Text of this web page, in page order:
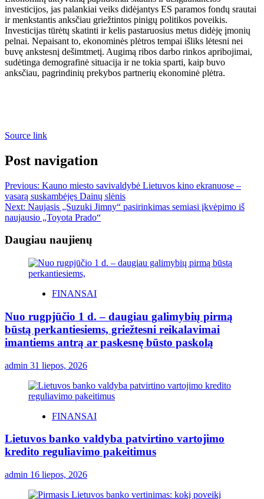
investicijos, jas palankiai veiks didėjantys ES paramos fondų srautai
ir menkstantis anksčiau griežtintos pinigų politikos poveikis.
Investicijas tūrėtų skatinti ir kelis pastaruosius metus didėję įmonių
pelnai. Nepaisant to, ekonominės plėtros tempai išliks lėtesni nei
buvę ankstesnį dešimtmetį. Augimą ribos darbo rinkos apribojimai,
sudėtinga demografinė situacija ir ne tokia sparti, kaip buvo
anksčiau, pagrindinių prekybos partnerių ekonominė plėtra.
Source link
Post navigation
Previous: Kauno miesto savivaldybė Lietuvos kino ekranuose –
vasarą suskambėjęs Dainų slėnis
Next: Naujasis „Suzuki Jimny“ pasirinkimas semiasi įkvėpimo iš
naujausio „Toyota Prado“
Daugiau naujienų
FINANSAI
Nuo rugpjūčio 1 d. – daugiau galimybių pirmą
būstą perkantiesiems, griežtesni reikalavimai
imantiems antrą ar paskesnę būsto paskolą
admin 31 liepos, 2026
FINANSAI
Lietuvos banko valdyba patvirtino vartojimo
kredito reguliavimo pakeitimus
admin 16 liepos, 2026